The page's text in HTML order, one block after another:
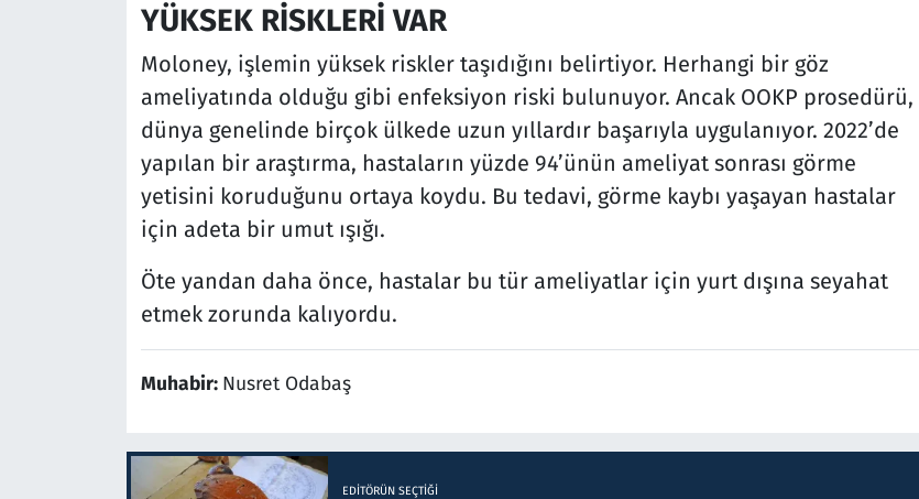
YÜKSEK RİSKLERİ VAR
Moloney, işlemin yüksek riskler taşıdığını belirtiyor. Herhangi bir göz
ameliyatında olduğu gibi enfeksiyon riski bulunuyor. Ancak OOKP prosedürü,
dünya genelinde birçok ülkede uzun yıllardır başarıyla uygulanıyor. 2022’de
yapılan bir araştırma, hastaların yüzde 94’ünün ameliyat sonrası görme
yetisini koruduğunu ortaya koydu. Bu tedavi, görme kaybı yaşayan hastalar
için adeta bir umut ışığı.
Öte yandan daha önce, hastalar bu tür ameliyatlar için yurt dışına seyahat
etmek zorunda kalıyordu.
Muhabir: Nusret Odabaş
EDITÖRÜN SEÇTIĞI